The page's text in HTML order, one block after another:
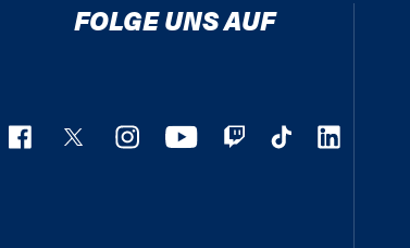
FOLGE UNS AUF